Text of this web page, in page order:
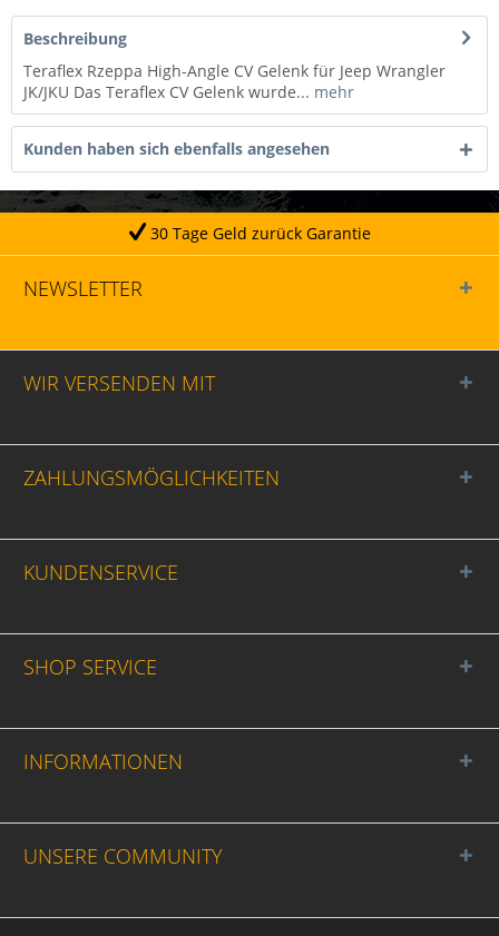
Beschreibung
Teraflex Rzeppa High-Angle CV Gelenk für Jeep Wrangler
JK/JKU Das Teraflex CV Gelenk wurde... mehr
Kunden haben sich ebenfalls angesehen
30 Tage Geld zurück Garantie
NEWSLETTER
WIR VERSENDEN MIT
ZAHLUNGSMÖGLICHKEITEN
KUNDENSERVICE
SHOP SERVICE
INFORMATIONEN
UNSERE COMMUNITY